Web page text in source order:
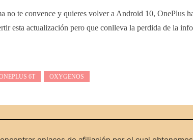
no te convence y quieres volver a Android 10, OnePlus
esta actualización pero que conlleva la perdida de la
6T OXYGENOS